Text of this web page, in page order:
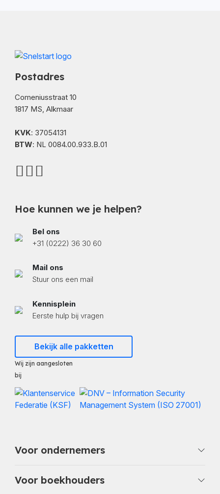
Postadres
Comeniusstraat 10
1817 MS, Alkmaar
KVK: 37054131
BTW: NL 0084.00.933.B.01
Hoe kunnen we je helpen?
Bel ons
+31 (0222) 36 30 60
Mail ons
Stuur ons een mail
Kennisplein
Eerste hulp bij vragen
Bekijk alle pakketten
Wij zijn aangesloten
bij
Voor ondernemers
Voor boekhouders